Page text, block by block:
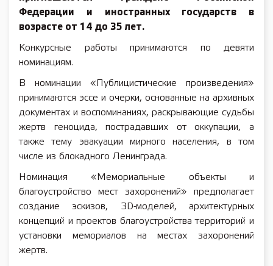
Федерации и иностранных государств в
возрасте от 14 до 35 лет.
Конкурсные работы принимаются по девяти
номинациям.
В номинации «Публицистические произведения»
принимаются эссе и очерки, основанные на архивных
документах и воспоминаниях, раскрывающие судьбы
жертв геноцида, пострадавших от оккупации, а
также тему эвакуации мирного населения, в том
числе из блокадного Ленинграда.
Номинация «Мемориальные объекты и
благоустройство мест захоронений» предполагает
создание эскизов, 3D-моделей, архитектурных
концепций и проектов благоустройства территорий и
установки мемориалов на местах захоронений
жертв.